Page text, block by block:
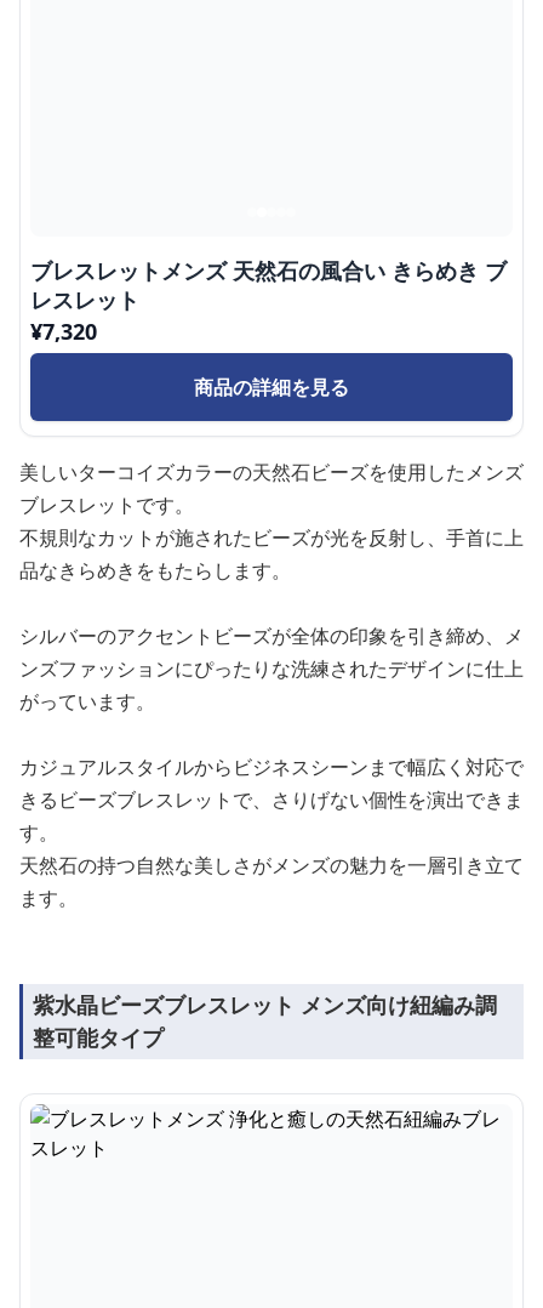
ブレスレットメンズ 天然石の風合い きらめき ブ
レスレット
¥7,320
商品の詳細を見る
美しいターコイズカラーの天然石ビーズを使用したメンズ
ブレスレットです。
不規則なカットが施されたビーズが光を反射し、手首に上
品なきらめきをもたらします。
シルバーのアクセントビーズが全体の印象を引き締め、メ
ンズファッションにぴったりな洗練されたデザインに仕上
がっています。
カジュアルスタイルからビジネスシーンまで幅広く対応で
きるビーズブレスレットで、さりげない個性を演出できま
す。
天然石の持つ自然な美しさがメンズの魅力を一層引き立て
ます。
紫水晶ビーズブレスレット メンズ向け紐編み調
整可能タイプ